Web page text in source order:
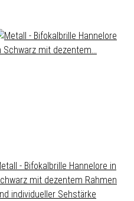
- Bifokalbrille Hannelore in
mit dezentem Rahmen
individueller Sehstärke